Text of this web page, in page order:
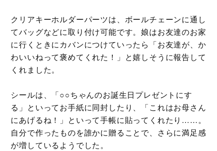
クリアキーホルダーパーツは、ボールチェーンに通し
てバッグなどに取り付け可能です。娘はお友達のお家
に行くときにカバンにつけていったら「お友達が、か
わいいねって褒めてくれた！」と嬉しそうに報告して
くれました。
シールは、「○○ちゃんのお誕生日プレゼントにす
る」といってお手紙に同封したり、「これはお母さん
にあげるね！」といって手帳に貼ってくれたり……。
自分で作ったものを誰かに贈ることで、さらに満足感
が増しているようでした。